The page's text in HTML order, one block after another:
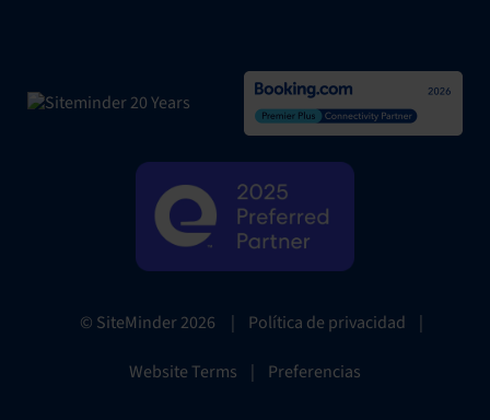
© SiteMinder2026 | Política de privacidad |
Website Terms | Preferencias